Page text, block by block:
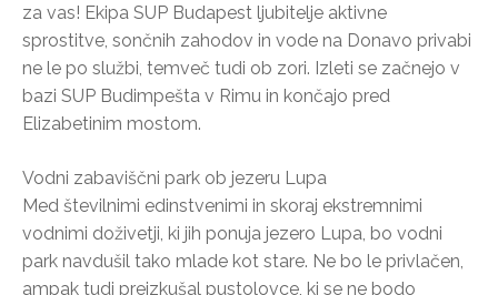
za vas! Ekipa SUP Budapest ljubitelje aktivne
sprostitve, sončnih zahodov in vode na Donavo privabi
ne le po službi, temveč tudi ob zori. Izleti se začnejo v
bazi SUP Budimpešta v Rimu in končajo pred
Elizabetinim mostom.
Vodni zabaviščni park ob jezeru Lupa
Med številnimi edinstvenimi in skoraj ekstremnimi
vodnimi doživetji, ki jih ponuja jezero Lupa, bo vodni
park navdušil tako mlade kot stare. Ne bo le privlačen,
ampak tudi preizkušal pustolovce, ki se ne bodo